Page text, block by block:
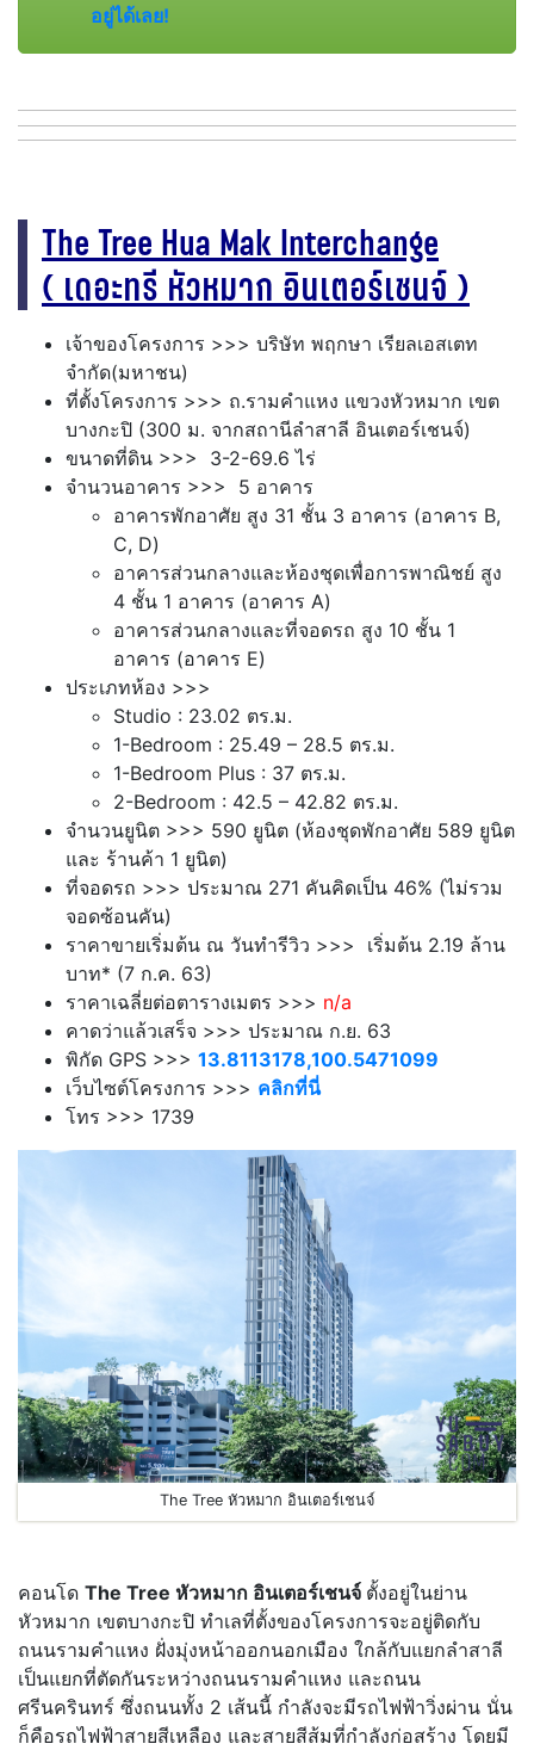
อยู่ได้เลย!
The Tree Hua Mak Interchange
( เดอะทรี หัวหมาก อินเตอร์เชนจ์ )
เจ้าของโครงการ >>> บริษัท พฤกษา เรียลเอสเตท
จำกัด(มหาชน)
ที่ตั้งโครงการ >>> ถ.รามคำแหง แขวงหัวหมาก เขต
บางกะปิ (300 ม. จากสถานีลำสาลี อินเตอร์เชนจ์)
ขนาดที่ดิน >>> 3-2-69.6 ไร่
จำนวนอาคาร >>> 5 อาคาร
อาคารพักอาศัย สูง 31 ชั้น 3 อาคาร (อาคาร B,
C, D)
อาคารส่วนกลางและห้องชุดเพื่อการพาณิชย์ สูง
4 ชั้น 1 อาคาร (อาคาร A)
อาคารส่วนกลางและที่จอดรถ สูง 10 ชั้น 1
อาคาร (อาคาร E)
ประเภทห้อง >>>
Studio : 23.02 ตร.ม.
1-Bedroom : 25.49 – 28.5 ตร.ม.
1-Bedroom Plus : 37 ตร.ม.
2-Bedroom : 42.5 – 42.82 ตร.ม.
จำนวนยูนิต >>> 590 ยูนิต (ห้องชุดพักอาศัย 589 ยูนิต
และ ร้านค้า 1 ยูนิต)
ที่จอดรถ >>> ประมาณ 271 คันคิดเป็น 46% (ไม่รวม
จอดซ้อนคัน)
ราคาขายเริ่มต้น ณ วันทำรีวิว >>> เริ่มต้น 2.19 ล้าน
บาท* (7 ก.ค. 63)
ราคาเฉลี่ยต่อตารางเมตร >>> n/a
คาดว่าแล้วเสร็จ >>> ประมาณ ก.ย. 63
พิกัด GPS >>> 13.8113178,100.5471099
เว็บไซต์โครงการ >>> คลิกที่นี่
โทร >>> 1739
The Tree หัวหมาก อินเตอร์เชนจ์
คอนโด The Tree หัวหมาก อินเตอร์เชนจ์ ตั้งอยู่ในย่าน
หัวหมาก เขตบางกะปิ ทำเลที่ตั้งของโครงการจะอยู่ติดกับ
ถนนรามคำแหง ฝั่งมุ่งหน้าออกนอกเมือง ใกล้กับแยกลำสาลี
เป็นแยกที่ตัดกันระหว่างถนนรามคำแหง และถนน
ศรีนครินทร์ ซึ่งถนนทั้ง 2 เส้นนี้ กำลังจะมีรถไฟฟ้าวิ่งผ่าน นั่น
ก็คือรถไฟฟ้าสายสีเหลือง และสายสีส้มที่กำลังก่อสร้าง โดยมี